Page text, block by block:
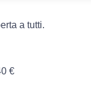
a tutti.
€